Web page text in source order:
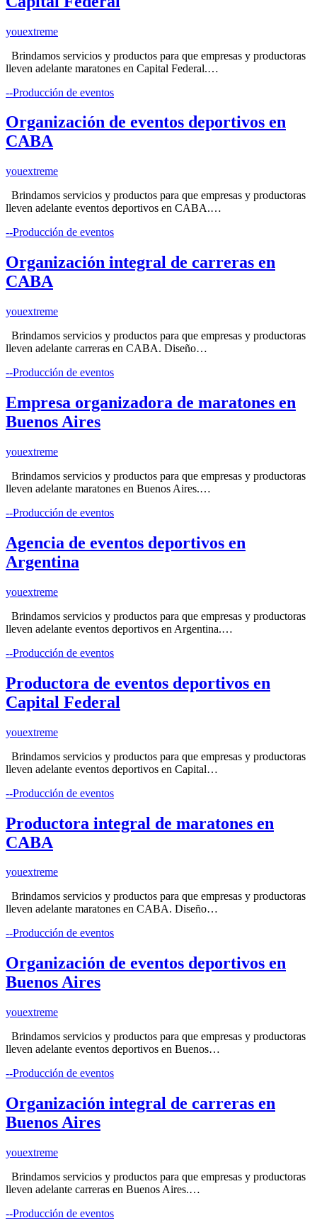
youextreme
Brindamos servicios y productos para que empresas y productoras
lleven adelante maratones en Capital Federal.…
--Producción de eventos
Organización de eventos deportivos en
CABA
youextreme
Brindamos servicios y productos para que empresas y productoras
lleven adelante eventos deportivos en CABA.…
--Producción de eventos
Organización integral de carreras en
CABA
youextreme
Brindamos servicios y productos para que empresas y productoras
lleven adelante carreras en CABA. Diseño…
--Producción de eventos
Empresa organizadora de maratones en
Buenos Aires
youextreme
Brindamos servicios y productos para que empresas y productoras
lleven adelante maratones en Buenos Aires.…
--Producción de eventos
Agencia de eventos deportivos en
Argentina
youextreme
Brindamos servicios y productos para que empresas y productoras
lleven adelante eventos deportivos en Argentina.…
--Producción de eventos
Productora de eventos deportivos en
Capital Federal
youextreme
Brindamos servicios y productos para que empresas y productoras
lleven adelante eventos deportivos en Capital…
--Producción de eventos
Productora integral de maratones en
CABA
youextreme
Brindamos servicios y productos para que empresas y productoras
lleven adelante maratones en CABA. Diseño…
--Producción de eventos
Organización de eventos deportivos en
Buenos Aires
youextreme
Brindamos servicios y productos para que empresas y productoras
lleven adelante eventos deportivos en Buenos…
--Producción de eventos
Organización integral de carreras en
Buenos Aires
youextreme
Brindamos servicios y productos para que empresas y productoras
lleven adelante carreras en Buenos Aires.…
--Producción de eventos